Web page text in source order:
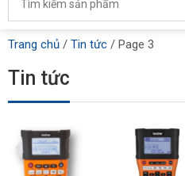
Trang chủ / Tin tức / Page 3
Tin tức